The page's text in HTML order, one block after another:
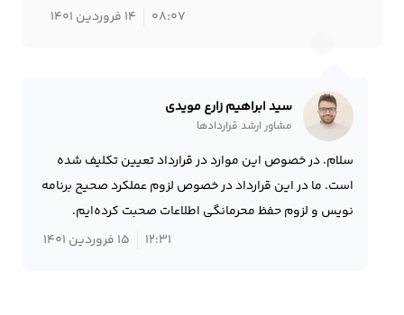
08:07
14 فروردین 1401
سید ابراهیم زارع مویدی
مشاور ارشد قراردادها
سلام. در خصوص این موارد در قرارداد تعیین تکلیف شده
است. ما در این قرارداد در خصوص لزوم عملکرد صحیح برنامه
نویس و لزوم حفظ محرمانگی اطلاعات صحبت کرده‌ایم.
12:31
15 فروردین 1401